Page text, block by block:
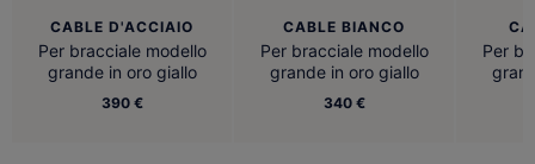
CABLE D'ACCIAIO
Per bracciale modello
grande in oro giallo
390 €
CABLE BIANCO
Per bracciale modello
grande in oro giallo
340 €
Per